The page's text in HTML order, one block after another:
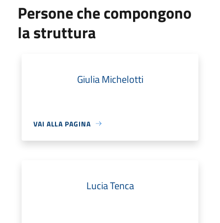
Persone che compongono
la struttura
Giulia Michelotti
VAI ALLA PAGINA
Lucia Tenca